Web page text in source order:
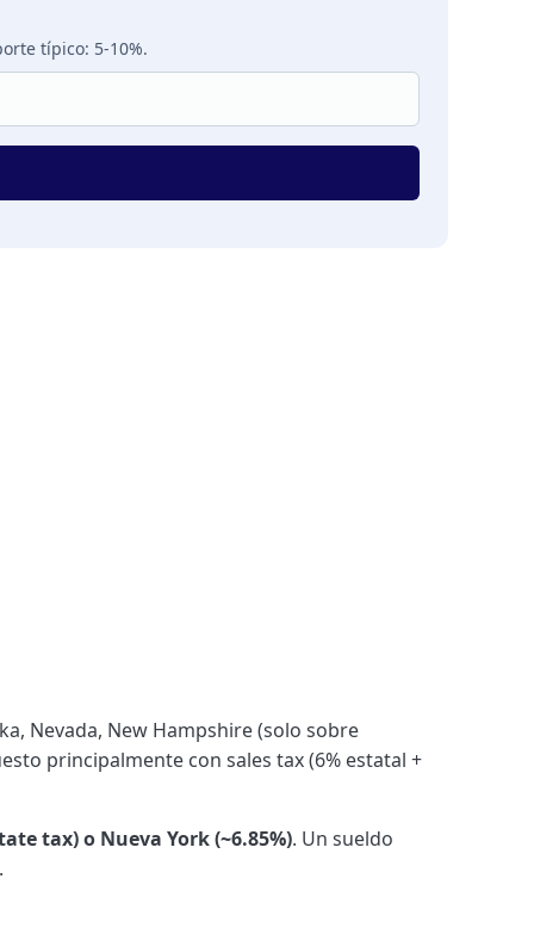
típico: 5-10%.
Nevada, New Hampshire (solo sobre
principalmente con sales tax (6% estatal +
tax) o Nueva York (~6.85%). Un sueldo